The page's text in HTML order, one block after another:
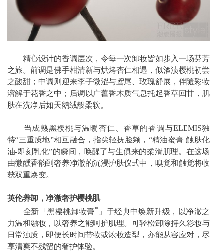
精心设计的香调层次，令每一次卸妆皆如步入一场芬芳
之旅。前调是佛手柑清新与烘烤杏仁相遇，似酒渍樱桃初尝
之酸甜；中调则迎来李子微涩与鸢尾、玫瑰舒展，伴隨彩妆
溶解于花香之中；后调以广藿香木质气息托起香草回甘，肌
肤在洗净后如天鹅绒般柔软。
当成熟黑樱桃与温暖杏仁、香草的香调与ELEMIS独
特“三重质地”相互融合，指尖轻抚脸颊，“精油蜜膏-触肤化
油-即刻乳化”的瞬间，唤醒了与生俱来的柔滑肌理。在这场
由微醺香韵到奢养净澈的沉浸护肤仪式中，嗅觉和触觉将收
获双重焕变。
英伦养卸，净澈奢护樱桃肌
全新「黑樱桃卸妆膏* 」于经典中焕新升级，以净澈之
力温和融妆，以奢养之能呵护肌理。可轻松卸除持久彩妆与
日常浊质，即便长时间带妆或浓妆造型，亦能从容应对，尽
享清爽不残留的奢护体验。